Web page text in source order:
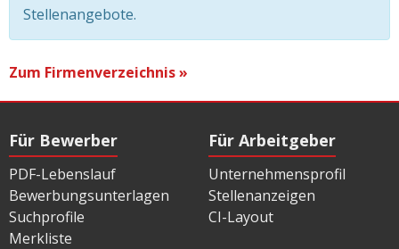
Stellenangebote.
Zum Firmenverzeichnis »
Für Bewerber
PDF-Lebenslauf
Bewerbungsunterlagen
Suchprofile
Merkliste
Für Arbeitgeber
Unternehmensprofil
Stellenanzeigen
CI-Layout